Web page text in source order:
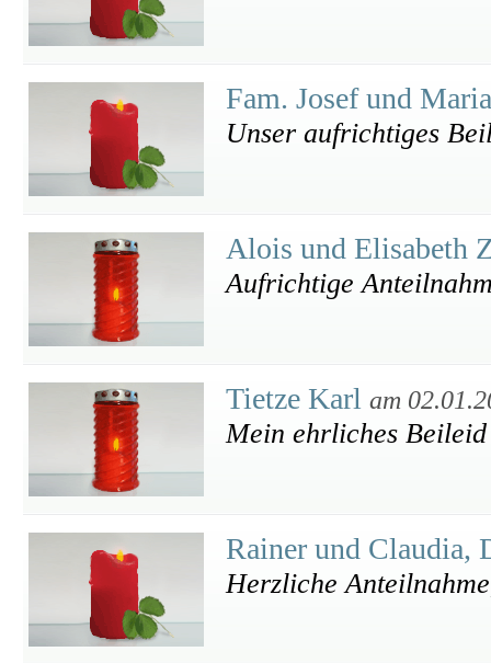
Fam. Josef und
Unser aufrichtiges
Alois und Elisabeth
Aufrichtige
Tietze Karl am
Mein ehrliches Beileid
Rainer und Claudia,
Herzliche